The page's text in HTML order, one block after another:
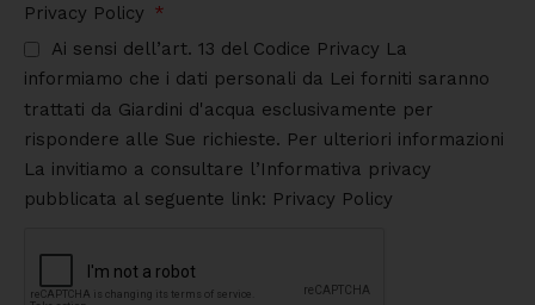
Privacy Policy
Ai sensi dell’art. 13 del Codice Privacy La
informiamo che i dati personali da Lei forniti saranno
trattati da Giardini d'acqua esclusivamente per
rispondere alle Sue richieste. Per ulteriori informazioni
La invitiamo a consultare l’Informativa privacy
pubblicata al seguente link: Privacy Policy